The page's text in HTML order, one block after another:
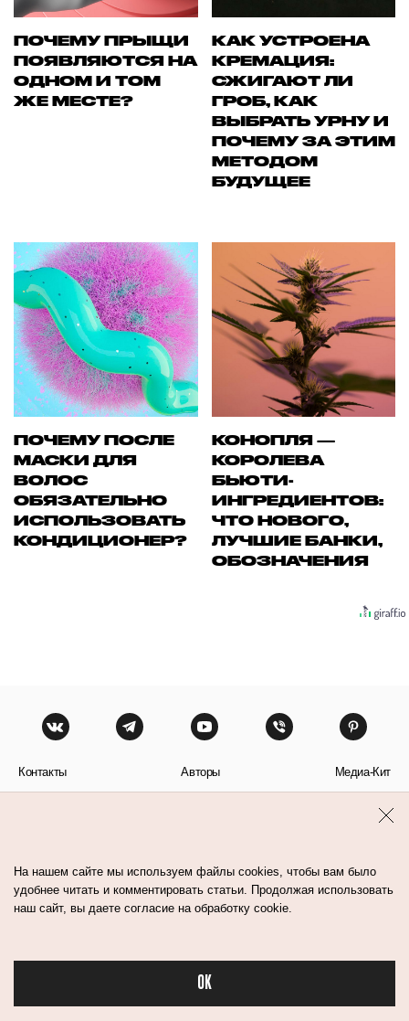
Бьюти в спорте
ПОЧЕМУ ПРЫЩИ
ПОЯВЛЯЮТСЯ НА
ОДНОМ И ТОМ
ЖЕ МЕСТЕ?
КАК УСТРОЕНА
КРЕМАЦИЯ:
СЖИГАЮТ ЛИ
ГРОБ, КАК
ВЫБРАТЬ УРНУ И
ПОЧЕМУ ЗА ЭТИМ
МЕТОДОМ
БУДУЩЕЕ
ПОЧЕМУ ПОСЛЕ
МАСКИ ДЛЯ
ВОЛОС
ОБЯЗАТЕЛЬНО
ИСПОЛЬЗОВАТЬ
КОНДИЦИОНЕР?
КОНОПЛЯ —
КОРОЛЕВА
БЬЮТИ-
ИНГРЕДИЕНТОВ:
ЧТО НОВОГО,
ЛУЧШИЕ БАНКИ,
ОБОЗНАЧЕНИЯ
Контакты Авторы Медиа-Кит
На нашем сайте мы используем файлы cookies, чтобы вам было
удобнее читать и комментировать статьи. Продолжая использовать
наш сайт, вы даете согласие на обработку cookie.
OK